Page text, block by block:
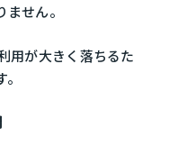
せん。
用が大きく落ちるた